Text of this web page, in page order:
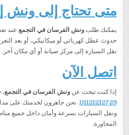
متى تحتاج إلى ونش
يمكنك طلبونش الفرسان في التجمع عند
حدوث عطل كهربائي أو ميكانيكي، أو بعد
نقل السيارة إلى مركز صيانة أو أي مكان آخر.
اتصل الآن
إذا كنت تبحث عنونش الفرسان في التجمع،
01121212729
ونقل السيارات بسرعة وأمان داخل جميع
المجاورة.